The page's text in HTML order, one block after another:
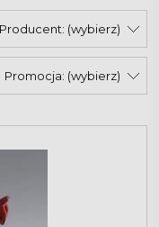
Kontakt
Producent: (wybierz)
Promocja: (wybierz)